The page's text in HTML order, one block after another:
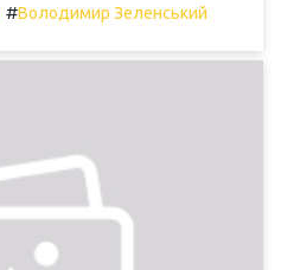
#Володимир Зеленський